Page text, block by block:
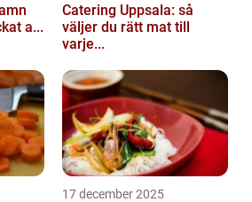
a...
Catering Uppsala: så
väljer du rätt mat till
varje...
17 december 2025